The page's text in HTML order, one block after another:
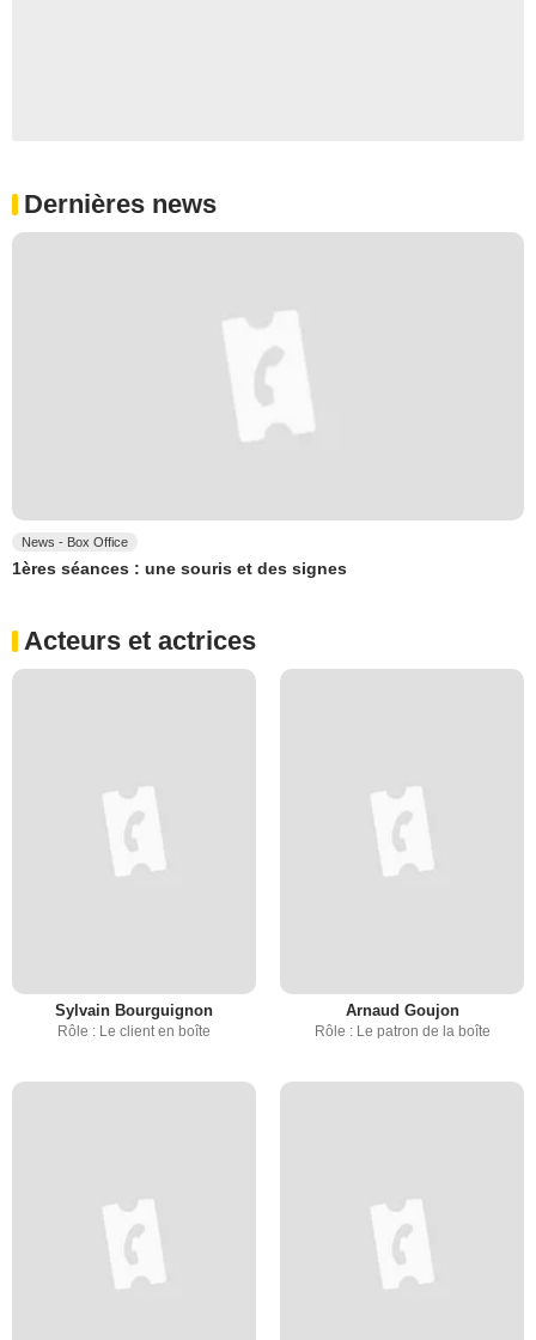
Dernières news
News - Box Office
1ères séances : une souris et des signes
Acteurs et actrices
Sylvain Bourguignon
Rôle : Le client en boîte
Arnaud Goujon
Rôle : Le patron de la boîte